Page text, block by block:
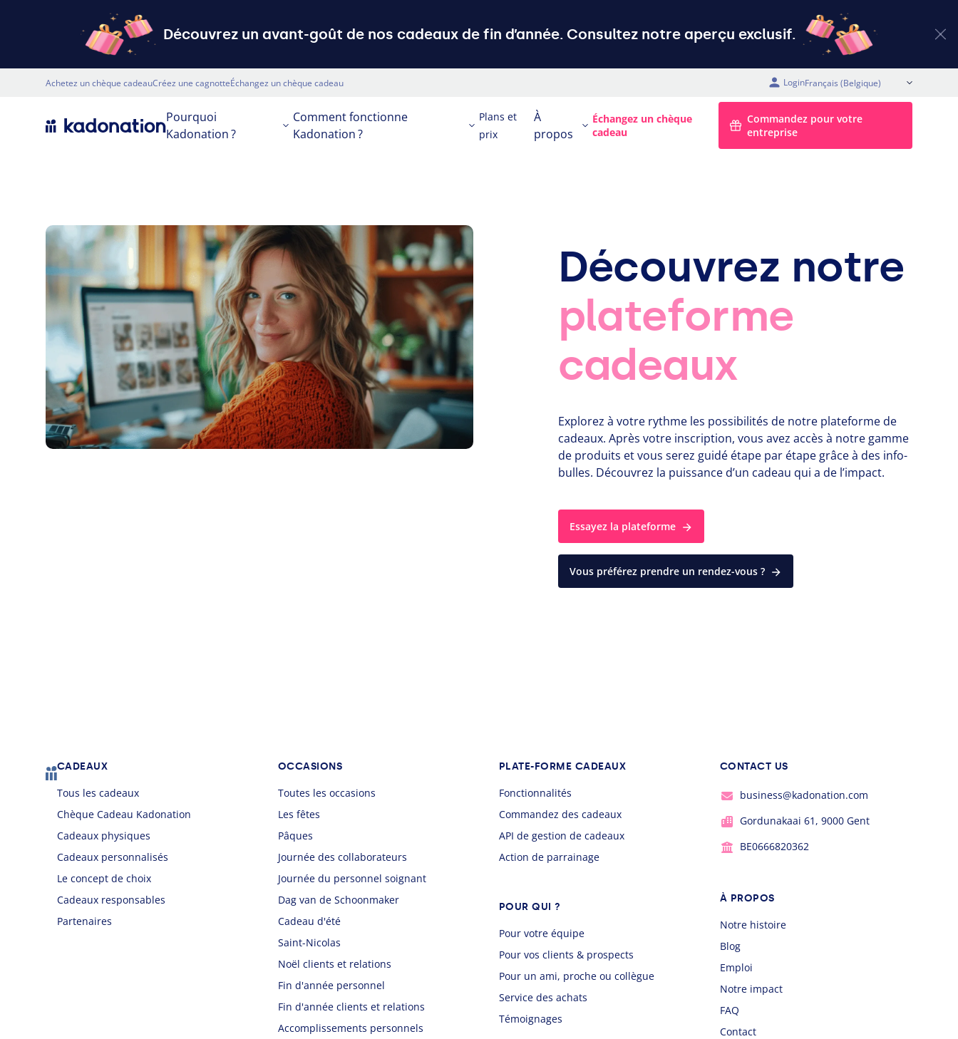
Découvrez un avant-goût de nos cadeaux de fin d’année. Consultez notre aperçu exclusif.
Top nav
Achetez un chèque cadeauCréez une cagnotteÉchangez un chèque cadeau Login
FR (Belgique)
Primary
Pourquoi
Kadonation ?
Comment fonctionne
Kadonation ?
Plans et
prix
À
propos
Échangez un chèque
cadeau
Commandez pour votre
entreprise
Découvrez notre
plateforme
cadeaux
Explorez à votre rythme les possibilités de notre plateforme de
cadeaux. Après votre inscription, vous avez accès à notre gamme
de produits et vous serez guidé étape par étape grâce à des info-
bulles. Découvrez la puissance d’un cadeau qui a de l’impact.
Essayez la plateforme
Vous préférez prendre un rendez-vous ?
Footer
CADEAUX
Tous les cadeaux
Chèque Cadeau Kadonation
Cadeaux physiques
Cadeaux personnalisés
Le concept de choix
Cadeaux responsables
Partenaires
OCCASIONS
Toutes les occasions
Les fêtes
Pâques
Journée des collaborateurs
Journée du personnel soignant
Dag van de Schoonmaker
Cadeau d'été
Saint-Nicolas
Noël clients et relations
Fin d'année personnel
Fin d'année clients et relations
Accomplissements personnels
PLATE-FORME CADEAUX
Fonctionnalités
Commandez des cadeaux
API de gestion de cadeaux
Action de parrainage
POUR QUI ?
Pour votre équipe
Pour vos clients & prospects
Pour un ami, proche ou collègue
Service des achats
Témoignages
CONTACT US
business@kadonation.com
Gordunakaai 61, 9000 Gent
BE0666820362
À PROPOS
Notre histoire
Blog
Emploi
Notre impact
FAQ
Contact